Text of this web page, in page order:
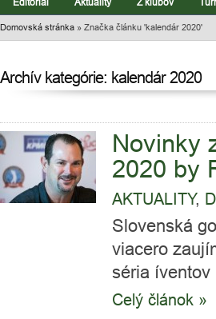
Domovská stránka » Značka článku 'kalendár 2020'
Archív kategórie: kalendár 2020
Novinky
2020 by
AKTUALITY,
Slovenská
viacero
séria íventov
Celý článok »